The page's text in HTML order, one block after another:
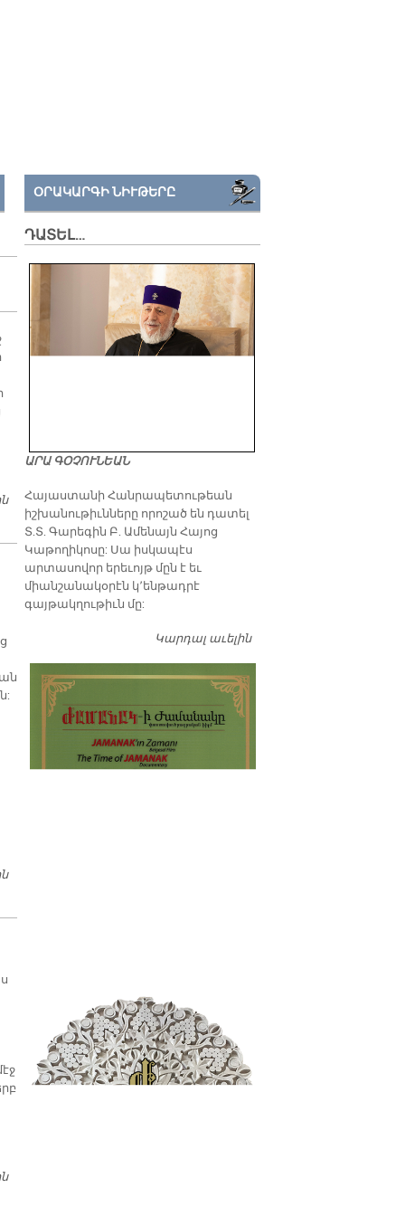
ԿԵԴՐՈՆԱԿԱՆ ՍԱՆՈՒՑ ՄԻՈՒԹԵԱՆ ՄԷՋ ԹԱՏԵՐԱԿԱՆ
ՆԵՐԿԱՅԱՑՈՒՄ
ԱՆԽՈՆՋ ՆՈՒԻՐԵԱԼԸ…
ԵՐԳԻ ՄԸ ՊԱՏՄՈՒԹԻՒՆԸ
ՕՐԱԿԱՐԳԻ ՆԻՒԹԵՐԸ
ԴԱՏԵԼ…
ԱՐԱ ԳՕՉՈՒՆԵԱՆ
​Հայաստանի Հանրապետութեան
իշխանութիւնները որոշած են դատել
Տ.Տ. Գարեգին Բ. Ամենայն Հայոց
Կաթողիկոսը: Սա իսկապէս
արտասովոր երեւոյթ մըն է եւ
միանշանակօրէն կ՚ենթադրէ
գայթակղութիւն մը:
Կարդալ աւելինԴատել…